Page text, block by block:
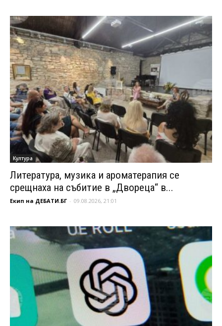
Култура
Литература, музика и ароматерапия се
срещнаха на събитие в „Двореца“ в...
Екип на ДЕБАТИ.БГ - 09.08.2026, 21:01